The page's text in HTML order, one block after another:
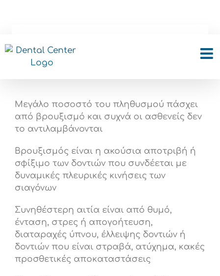
Νάρθηκας Βρυγμού
Μεγάλο ποσοστό του πληθυσμού πάσχει
από βρουξισμό και συχνά οι ασθενείς δεν
το αντιλαμβάνονται
Βρουξισμός είναι η ακούσια αποτριβή ή
σφίξιμο των δοντιών που συνδέεται με
δυναμικές πλευρικές κινήσεις των
σιαγόνων
Συνηθέστερη αιτία είναι από θυμό,
ένταση, στρες ή απογοήτευση,
διαταραχές ύπνου, έλλειψης δοντιών ή
δοντιών που είναι στραβά, ατύχημα, κακές
προσθετικές αποκαταστάσεις